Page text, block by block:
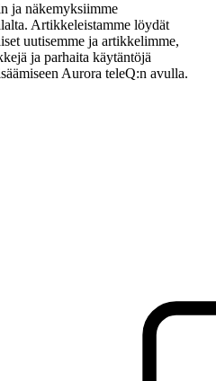
ja näkemyksiimme
Artikkeleistamme löydät
uutisemme ja artikkelimme,
ja parhaita käytäntöjä
Aurora teleQ:n avulla.